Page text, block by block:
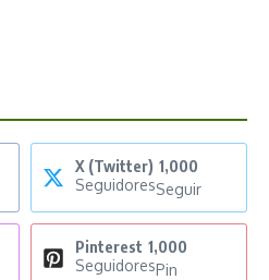
X (Twitter) 1,000
SeguidoresSeguir
Pinterest 1,000
SeguidoresPin